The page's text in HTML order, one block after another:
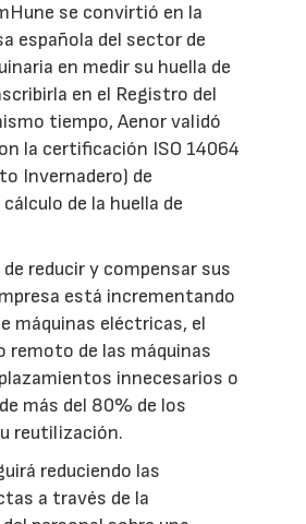
se convirtió en la
española del sector de
en medir su huella de
en el Registro del
tiempo, Aenor validó
la certificación ISO 14064
Invernadero) de
de la huella de
reducir y compensar sus
está incrementando
máquinas eléctricas, el
de las máquinas
innecesarios o
más del 80% de los
reutilización.
reduciendo las
a través de la